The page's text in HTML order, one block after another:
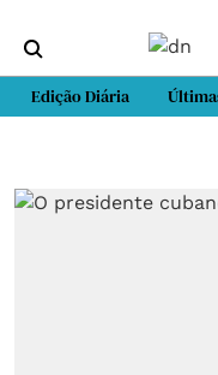
Edição Diária